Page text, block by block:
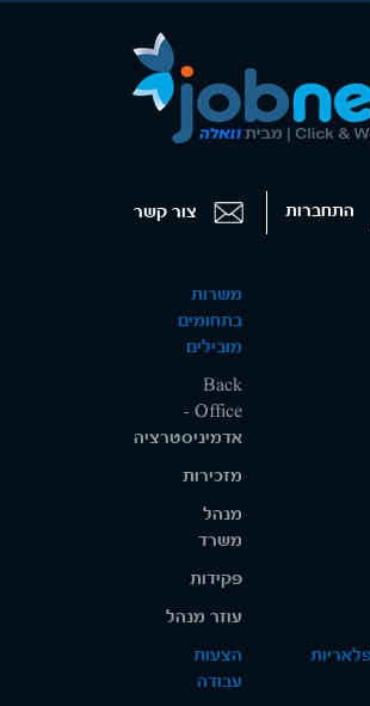
משרות
בתחומים
מובילים
Back
Office -
אדמיניסטרציה
מזכירות
מנהל
משרד
פקידות
עוזר מנהל
הצעות
עבודה